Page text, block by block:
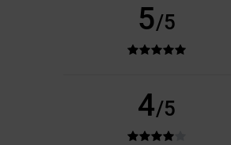
5/5
4/5